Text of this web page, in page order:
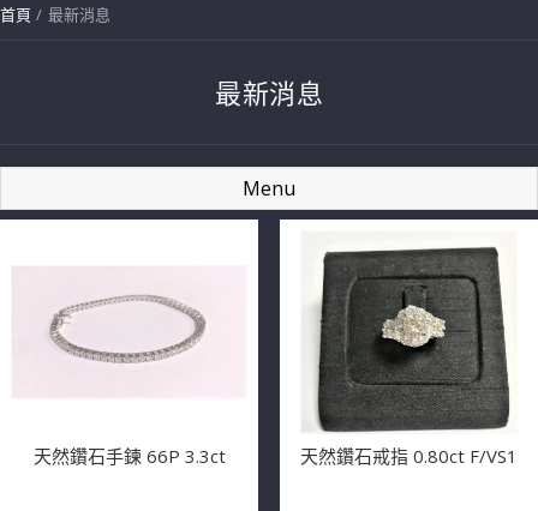
首頁 最新消息
最新消息
Menu
天然鑽石手鍊 66P 3.3ct 天然鑽石戒指 0.80ct F/VS1